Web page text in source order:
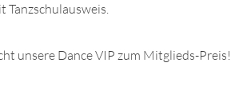
Tanzschulausweis.
unsere Dance VIP zum Mitglieds-Preis!